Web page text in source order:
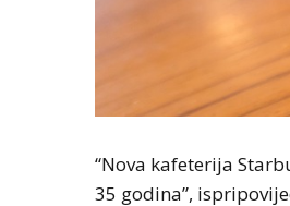
“Nova kafeterija
35 godina”,